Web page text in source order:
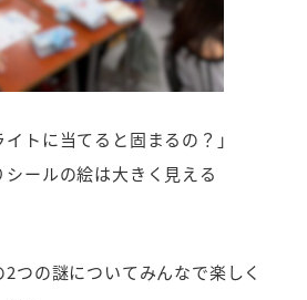
イトに当てると固まるの？」
シールの絵は大きく見える
つの謎についてみんなで楽しく